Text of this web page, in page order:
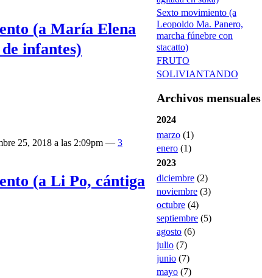
(a María Elena
infantes)
25, 2018 a las 2:09pm — 3
(a Li Po, cántiga
Sexto movimiento (a
Leopoldo Ma. Panero,
marcha fúnebre con
stacatto)
FRUTO
SOLIVIANTANDO
Archivos mensuales
2024
marzo (1)
enero (1)
2023
diciembre (2)
noviembre (3)
octubre (4)
septiembre (5)
agosto (6)
julio (7)
junio (7)
mayo (7)